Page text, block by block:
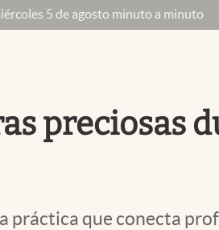
minuto a minuto
preciosas
práctica que conecta